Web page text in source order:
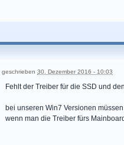
geschrieben 30. Dezember 2016 - 10:03
Fehlt der Treiber für die SSD und
bei unseren Win7 Versionen
wenn man die Treiber fürs